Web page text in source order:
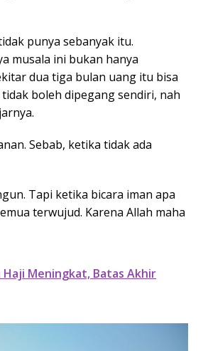
punya sebanyak itu.
musala ini bukan hanya
dua tiga bulan uang itu bisa
boleh dipegang sendiri, nah
Sebab, ketika tidak ada
Tapi ketika bicara iman apa
terwujud. Karena Allah maha
Haji Meningkat, Batas Akhir